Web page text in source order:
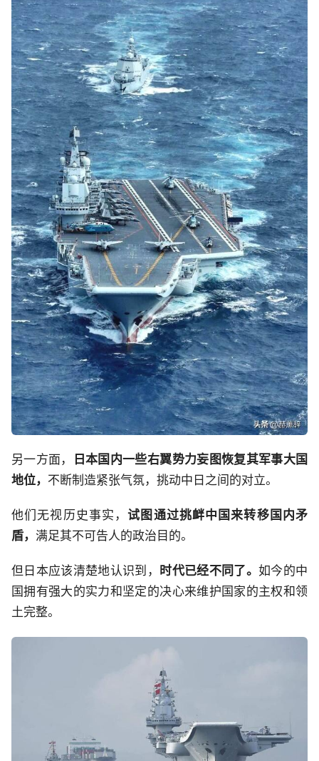
另一方面，
日本国内一些右翼势力妄图恢复其军事大国
地位， 不断制造紧张气氛，挑动中日之间的对立。
他们无视历史事实，试图通过挑衅中国来转移国内矛
盾， 满足其不可告人的政治目的。
但日本应该清楚地认识到， 时代已经不同了。 如今的中
国拥有强大的实力和坚定的决心来维护国家的主权和领
土完整。